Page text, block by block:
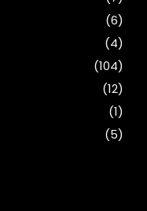
(6)
(4)
(104)
(12)
(1)
(5)